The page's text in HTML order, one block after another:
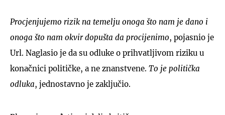
Procjenjujemo rizik na temelju onoga što nam je dano i
onoga što nam okvir dopušta da procijenimo, pojasnio je
Url. Naglasio je da su odluke o prihvatljivom riziku u
konačnici političke, a ne znanstvene. To je politička
odluka, jednostavno je zaključio.